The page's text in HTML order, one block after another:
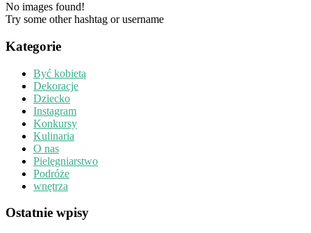
No images found!
Try some other hashtag or username
Kategorie
Być kobietą
Dekoracje
Dziecko
Instagram
Konkursy
Kulinaria
O nas
Pielęgniarstwo
Podróże
wnętrza
Ostatnie wpisy